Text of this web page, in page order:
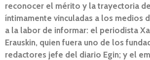
reconocer el mérito y la trayectoria
íntimamente vinculadas a los medios
a la labor de informar: el periodista
Erauskin, quien fuera uno de los
redactores jefe del diario Egin; y el